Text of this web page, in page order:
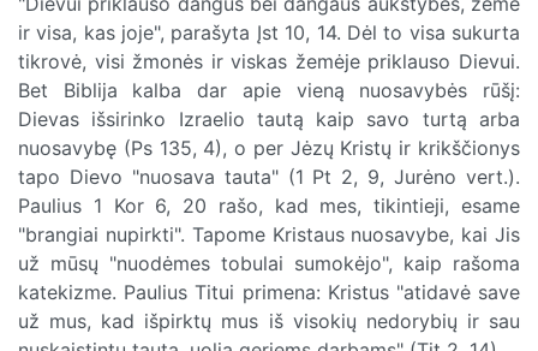
ir visa, kas joje", parašyta Įst 10, 14. Dėl to visa sukurta
tikrovė, visi žmonės ir viskas žemėje priklauso Dievui.
Bet Biblija kalba dar apie vieną nuosavybės rūšį:
Dievas išsirinko Izraelio tautą kaip savo turtą arba
nuosavybę (Ps 135, 4), o per Jėzų Kristų ir krikščionys
tapo Dievo "nuosava tauta" (1 Pt 2, 9, Jurėno vert.).
Paulius 1 Kor 6, 20 rašo, kad mes, tikintieji, esame
"brangiai nupirkti". Tapome Kristaus nuosavybe, kai Jis
už mūsų "nuodėmes tobulai sumokėjo", kaip rašoma
katekizme. Paulius Titui primena: Kristus "atidavė save
už mus, kad išpirktų mus iš visokių nedorybių ir sau